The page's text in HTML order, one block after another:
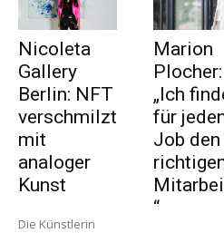
Nicoleta
Gallery
Berlin: NFT
verschmilzt
mit
analoger
Kunst
Die Künstlerin
Marion
Plocher:
„Ich
für
Job den
“